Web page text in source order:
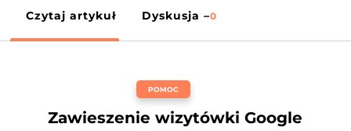
Czytaj artykuł Dyskusja –0
POMOC
Zawieszenie wizytówki Google